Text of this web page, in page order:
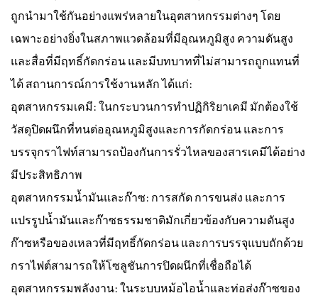
ถูกนำมาใช้กันอย่างแพร่หลายในอุตสาหกรรมต่างๆ โดย
เฉพาะอย่างยิ่งในสภาพแวดล้อมที่มีอุณหภูมิสูง ความดันสูง
และสื่อที่มีฤทธิ์กัดกร่อน และมีบทบาทที่ไม่สามารถถูกแทนที่
ได้ สถานการณ์การใช้งานหลัก ได้แก่:
อุตสาหกรรมเคมี: ในกระบวนการทำปฏิกิริยาเคมี มักต้องใช้
วัสดุปิดผนึกที่ทนต่ออุณหภูมิสูงและการกัดกร่อน และการ
บรรจุกราไฟท์สามารถป้องกันการรั่วไหลของสารเคมีได้อย่าง
มีประสิทธิภาพ
อุตสาหกรรมน้ำมันและก๊าซ: การสกัด การขนส่ง และการ
แปรรูปน้ำมันและก๊าซธรรมชาติมักเกี่ยวข้องกับความดันสูง
ก๊าซหรือของเหลวที่มีฤทธิ์กัดกร่อน และการบรรจุแบบถักด้วย
กราไฟต์สามารถให้โซลูชันการปิดผนึกที่เชื่อถือได้
อุตสาหกรรมพลังงาน: ในระบบหม้อไอน้ำและท่อส่งก๊าซของ